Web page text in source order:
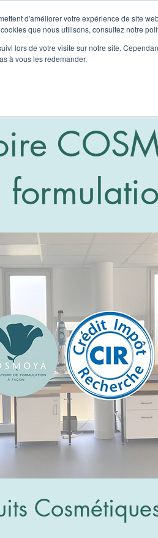
d'améliorer votre expérience de site
que nous utilisons, consultez notre
lors de votre visite sur notre site.
à vous les redemander.
Our offer Nouvelle page